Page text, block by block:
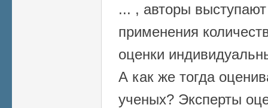
... , авторы выступают
применения
оценки
А как же тогда
ученых? Эксперты